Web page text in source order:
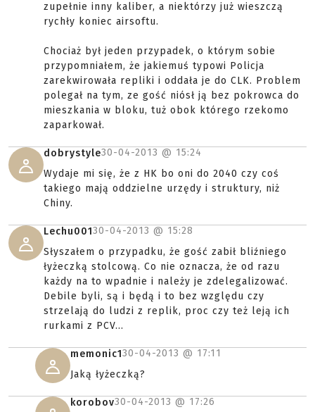
zupełnie inny kaliber, a niektórzy już wieszczą
rychły koniec airsoftu.
Chociaż był jeden przypadek, o którym sobie
przypomniałem, że jakiemuś typowi Policja
zarekwirowała repliki i oddała je do CLK. Problem
polegał na tym, ze gość niósł ją bez pokrowca do
mieszkania w bloku, tuż obok którego rzekomo
zaparkował.
dobrystyle30-04-2013 @ 15:24
Wydaje mi się, że z HK bo oni do 2040 czy coś
takiego mają oddzielne urzędy i struktury, niż
Chiny.
Lechu00130-04-2013 @ 15:28
Słyszałem o przypadku, że gość zabił bliźniego
łyżeczką stolcową. Co nie oznacza, że od razu
każdy na to wpadnie i należy je zdelegalizować.
Debile byli, są i będą i to bez względu czy
strzelają do ludzi z replik, proc czy też leją ich
rurkami z PCV...
memonic130-04-2013 @ 17:11
Jaką łyżeczką?
korobov30-04-2013 @ 17:26